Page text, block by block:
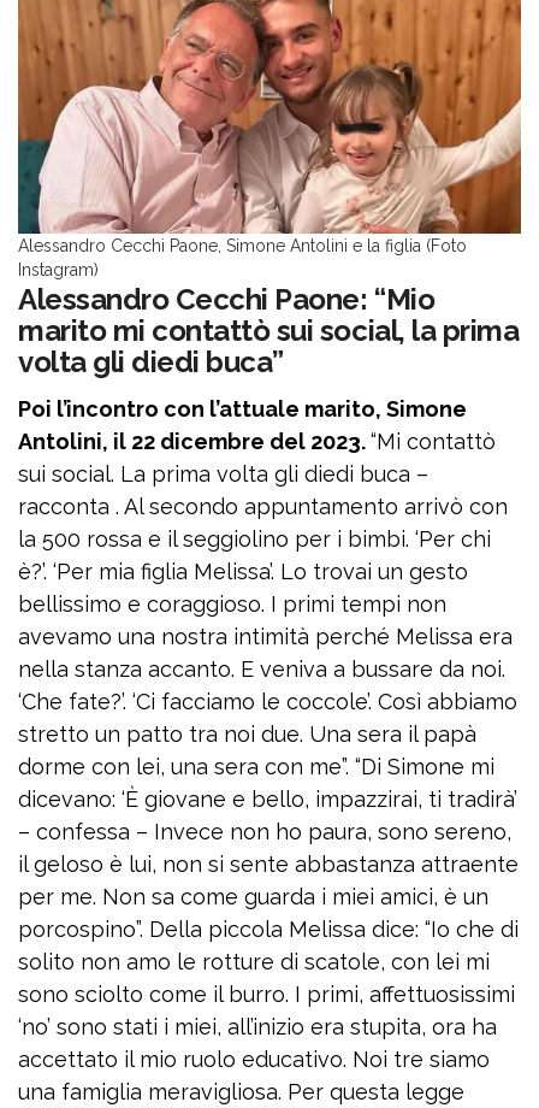
Alessandro Cecchi Paone, Simone Antolini e la figlia (Foto
Instagram)
Alessandro Cecchi Paone: “Mio
marito mi contattò sui social, la prima
volta gli diedi buca”
Poi l’incontro con l’attuale marito, Simone
Antolini, il 22 dicembre del 2023.“Mi contattò
sui social. La prima volta gli diedi buca –
racconta . Al secondo appuntamento arrivò con
la 500 rossa e il seggiolino per i bimbi. ‘Per chi
è?’. ‘Per mia figlia Melissa’. Lo trovai un gesto
bellissimo e coraggioso. I primi tempi non
avevamo una nostra intimità perché Melissa era
nella stanza accanto. E veniva a bussare da noi.
‘Che fate?’. ‘Ci facciamo le coccole’. Così abbiamo
stretto un patto tra noi due. Una sera il papà
dorme con lei, una sera con me”. “Di Simone mi
dicevano: ‘È giovane e bello, impazzirai, ti tradirà’
– confessa – Invece non ho paura, sono sereno,
il geloso è lui, non si sente abbastanza attraente
per me. Non sa come guarda i miei amici, è un
porcospino”. Della piccola Melissa dice: “Io che di
solito non amo le rotture di scatole, con lei mi
sono sciolto come il burro. I primi, affettuosissimi
‘no’ sono stati i miei, all’inizio era stupita, ora ha
accettato il mio ruolo educativo. Noi tre siamo
una famiglia meravigliosa. Per questa legge